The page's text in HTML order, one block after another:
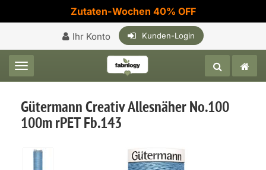
Zutaten-Wochen 40% OFF
Ihr Konto Kunden-Login
Toggle navigation
Gütermann Creativ Allesnäher No.100
100m rPET Fb.143